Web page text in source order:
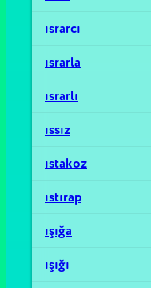
ısrarcı
ısrarla
ısrarlı
ıssız
ıstakoz
ıstırap
ışığa
ışığı